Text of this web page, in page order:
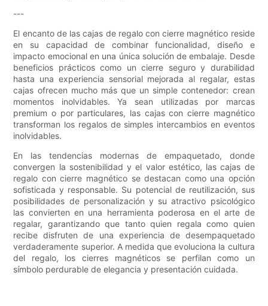
---
El encanto de las cajas de regalo con cierre magnético reside
en su capacidad de combinar funcionalidad, diseño e
impacto emocional en una única solución de embalaje. Desde
beneficios prácticos como un cierre seguro y durabilidad
hasta una experiencia sensorial mejorada al regalar, estas
cajas ofrecen mucho más que un simple contenedor: crean
momentos inolvidables. Ya sean utilizadas por marcas
premium o por particulares, las cajas con cierre magnético
transforman los regalos de simples intercambios en eventos
inolvidables.
En las tendencias modernas de empaquetado, donde
convergen la sostenibilidad y el valor estético, las cajas de
regalo con cierre magnético se destacan como una opción
sofisticada y responsable. Su potencial de reutilización, sus
posibilidades de personalización y su atractivo psicológico
las convierten en una herramienta poderosa en el arte de
regalar, garantizando que tanto quien regala como quien
recibe disfruten de una experiencia de desempaquetado
verdaderamente superior. A medida que evoluciona la cultura
del regalo, los cierres magnéticos se perfilan como un
símbolo perdurable de elegancia y presentación cuidada.